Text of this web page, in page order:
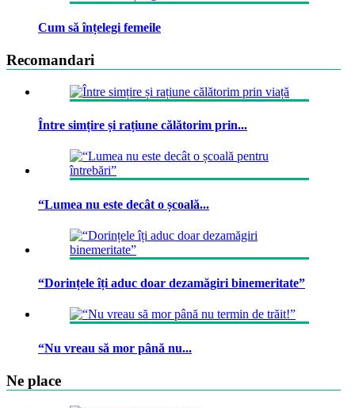
Cum să înțelegi femeile
Recomandari
Între simțire și rațiune călătorim prin...
“Lumea nu este decât o școală...
“Dorințele îți aduc doar dezamăgiri binemeritate”
“Nu vreau să mor până nu...
Ne place